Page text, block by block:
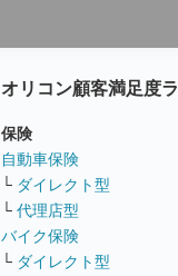
オリコン顧客満足度
保険
自動車保険
└ ダイレクト型
└ 代理店型
バイク保険
└ ダイレクト型